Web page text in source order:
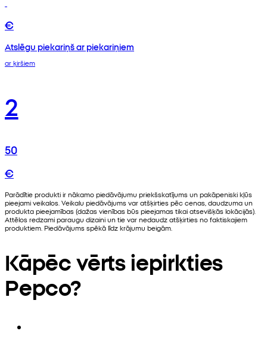
€
Atslēgu piekariņš ar piekariņiem
ar ķiršiem
2
50
€
Parādītie produkti ir nākamo piedāvājumu priekšskatījums un pakāpeniski kļūs
pieejami veikalos. Veikalu piedāvājums var atšķirties pēc cenas, daudzuma un
produkta pieejamības (dažas vienības būs pieejamas tikai atsevišķās lokācijās).
Attēlos redzami paraugu dizaini un tie var nedaudz atšķirties no faktiskajiem
produktiem. Piedāvājums spēkā līdz krājumu beigām.
Kāpēc vērts iepirkties
Pepco?